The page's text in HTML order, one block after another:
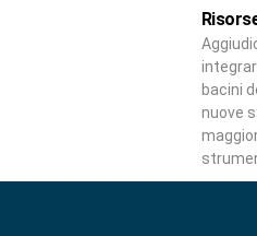
bacini
nuove